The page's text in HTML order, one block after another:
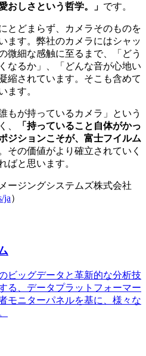
愛おしさという哲学。」 です。
とどまらず、カメラそのものを
ます。弊社のカメラにはシャッ
微細な感触に至るまで、「どう
なるか」、「どんな音が心地い
縮されています。そこも含めて
ます。
誰もが持っているカメラ」という
、
「持っていること自体がかっ
ジションこそが、富士フイルム
その価値がより確立されていく
ばと思います。
ージングシステムズ株式会社
ja）
ビッグデータと革新的な分析技
る、データプラットフォーマー
モニターパネルを基に、様々な